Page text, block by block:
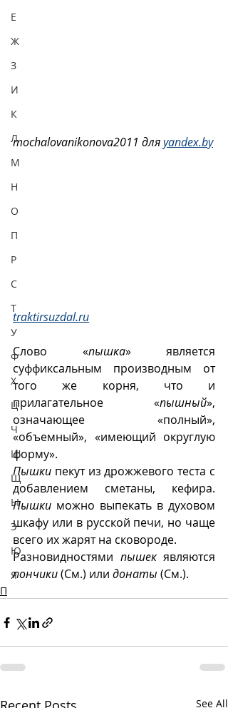
Е
Ж
З
И
К
Л
М
Н
О
П
Р
С
Т
У
Ф
Х
Ц
Ч
Ш
Щ
Ы
Э
Ю
Я
mochalovanikonova2011 для yandex.by
traktirsuzdal.ru
Слово «пышка» является
суффиксальным производным от
того же корня, что и
прилагательное «пышный»,
означающее «полный»,
«объемный», «имеющий округлую
форму».
Пышки пекут из дрожжевого теста с
Пышки можно выпекать в духовом
шкафу или в русской печи, но чаще
всего их жарят на сковороде.
Разновидностями пышек
пончики (См.) или донаты (См.).
П
See All